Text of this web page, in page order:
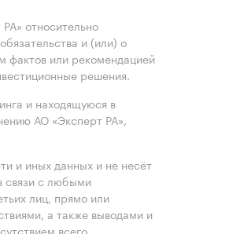
относительно
и (или) о
фактов или рекомендацией
решения.
и находящуюся в
АО «Эксперт РА»,
и иных данных и не несёт
связи с любыми
лиц, прямо или
а также выводами и
всего